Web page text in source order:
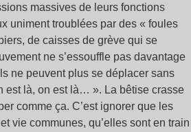
massives de leurs fonctions
uniment troublées par des « foules
de caisses de grève qui se
ne s’essouffle pas davantage
ne peuvent plus se déplacer sans
est là, on est là… ». La bêtise crasse
comme ça. C’est ignorer que les
vie communes, qu’elles sont en train